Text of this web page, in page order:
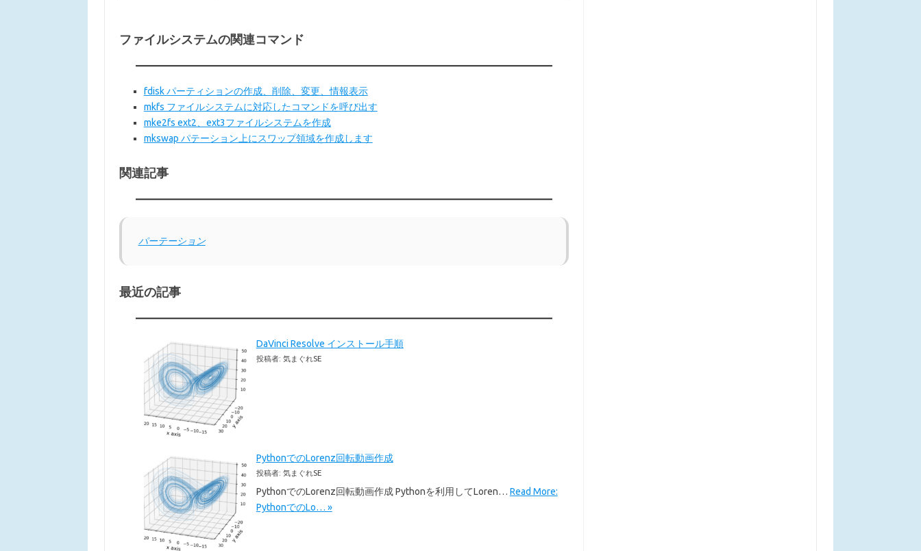
ファイルシステムの関連コマンド
fdisk パーティションの作成、削除、変更、情報表示
mkfs ファイルシステムに対応したコマンドを呼び出す
mke2fs ext2、ext3ファイルシステムを作成
mkswap パテーション上にスワップ領域を作成します
関連記事
パーテーション
最近の記事
DaVinci Resolve インストール手順
投稿者: 気まぐれSE
PythonでのLorenz回転動画作成
投稿者: 気まぐれSE
PythonでのLorenz回転動画作成 Pythonを利用してLoren… Read More:
PythonでのLo… »